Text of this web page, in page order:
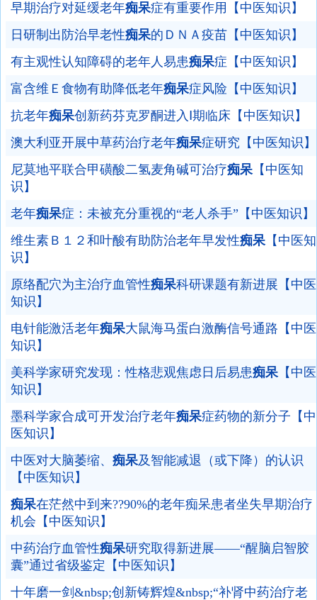
早期治疗对延缓老年痴呆症有重要作用【中医知识】
日研制出防治早老性痴呆的ＤＮＡ疫苗【中医知识】
有主观性认知障碍的老年人易患痴呆症【中医知识】
富含维Ｅ食物有助降低老年痴呆症风险【中医知识】
抗老年痴呆创新药芬克罗酮进入Ⅰ期临床【中医知识】
澳大利亚开展中草药治疗老年痴呆症研究【中医知识】
尼莫地平联合甲磺酸二氢麦角碱可治疗痴呆【中医知
识】
老年痴呆症：未被充分重视的“老人杀手”【中医知识】
维生素Ｂ１２和叶酸有助防治老年早发性痴呆【中医知
识】
原络配穴为主治疗血管性痴呆科研课题有新进展【中医
知识】
电针能激活老年痴呆大鼠海马蛋白激酶信号通路【中医
知识】
美科学家研究发现：性格悲观焦虑日后易患痴呆【中医
知识】
墨科学家合成可开发治疗老年痴呆症药物的新分子【中
医知识】
中医对大脑萎缩、 痴呆及智能减退（或下降）的认识
【中医知识】
痴呆在茫然中到来??90%的老年痴呆患者坐失早期治疗
机会【中医知识】
中药治疗血管性痴呆研究取得新进展——“醒脑启智胶
囊”通过省级鉴定【中医知识】
十年磨一剑&nbsp;创新铸辉煌&nbsp;“补肾中药治疗老